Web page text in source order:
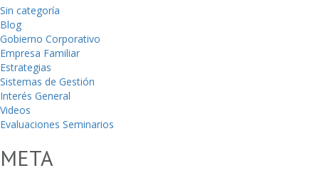
Sin categoría
Blog
Gobierno Corporativo
Empresa Familiar
Estrategias
Sistemas de Gestión
Interés General
Videos
Evaluaciones Seminarios
META